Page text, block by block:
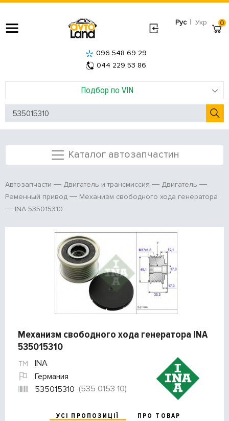
Рус | Укр
Подбор по VIN
096 548 69 29
044 229 53 86
0
Каталог автозапчастин
Автозапчасти Двигатель и трансмиссия
Двигатель
Ременный привод
Механизм свободного хода генератора
INA 535015310
Механизм свободного хода генератора INA
535015310
INA
Германия
535015310 (535 0153 10)
УСІ ПРОПОЗИЦІЇ
ПРО ТОВАР